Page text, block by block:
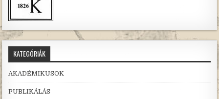
KATEGÓRIÁK
AKADÉMIKUSOK
PUBLIKÁLÁS